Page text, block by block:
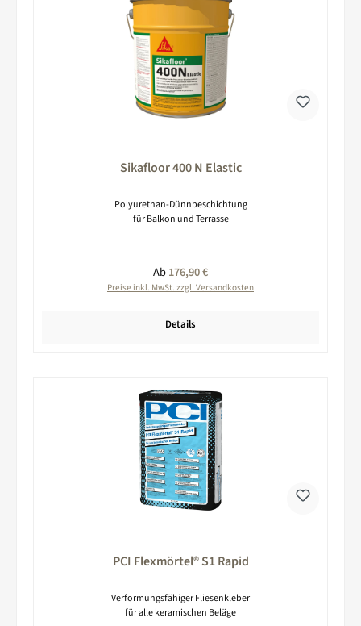
Sikafloor 400 N Elastic
Polyurethan-Dünnbeschichtung
für Balkon und Terrasse
Regulärer Preis:
Ab176,90 €
Preise inkl. MwSt. zzgl. Versandkosten
Details
PCI Flexmörtel® S1 Rapid
Verformungsfähiger Fliesenkleber
für alle keramischen Beläge